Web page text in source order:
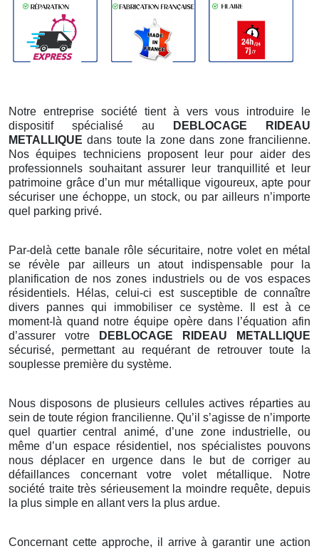
Notre entreprise société tient à vers vous introduire le
dispositif spécialisé au
DEBLOCAGE RIDEAU
METALLIQUE dans toute la zone dans zone francilienne.
Nos équipes techniciens proposent leur pour aider des
professionnels souhaitant assurer leur tranquillité et leur
patrimoine grâce d’un mur métallique vigoureux, apte pour
sécuriser une échoppe, un stock, ou par ailleurs n’importe
quel parking privé.
Par-delà cette banale rôle sécuritaire, notre volet en métal
se révèle par ailleurs un atout indispensable pour la
planification de nos zones industriels ou de vos espaces
résidentiels. Hélas, celui-ci est susceptible de connaître
divers pannes qui immobiliser ce système. Il est à ce
moment-là quand notre équipe opère dans l’équation afin
d’assurer votre
DEBLOCAGE RIDEAU METALLIQUE
sécurisé, permettant au requérant de retrouver toute la
souplesse première du système.
Nous disposons de plusieurs cellules actives réparties au
sein de toute région francilienne. Qu’il s’agisse de n’importe
quel quartier central animé, d’une zone industrielle, ou
même d’un espace résidentiel, nos spécialistes pouvons
nous déplacer en urgence dans le but de corriger au
défaillances concernant votre volet métallique. Notre
société traite très sérieusement la moindre requête, depuis
la plus simple en allant vers la plus ardue.
Concernant cette approche, il arrive à garantir une action